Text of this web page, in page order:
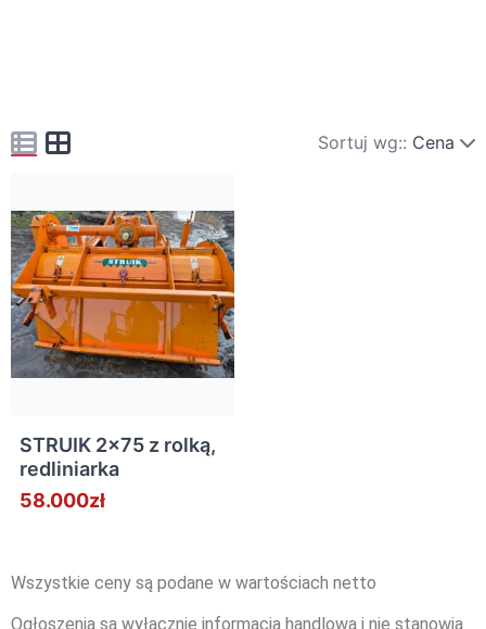
Sortuj wg:: Cena
STRUIK 2×75 z rolką,
redliniarka
58.000zł
Wszystkie ceny są podane w wartościach netto
Ogłoszenia są wyłącznie informacją handlową i nie stanowią